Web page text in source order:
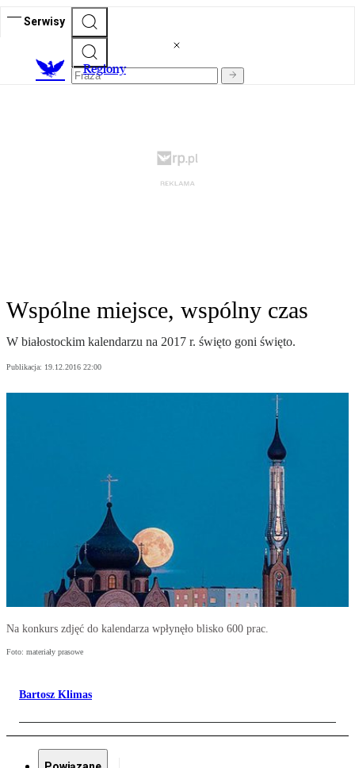
Serwisy
Regiony
Wspólne miejsce, wspólny czas
W białostockim kalendarzu na 2017 r. święto goni święto.
Publikacja: 19.12.2016 22:00
Na konkurs zdjęć do kalendarza wpłynęło blisko 600 prac.
Foto: materiały prasowe
Bartosz Klimas